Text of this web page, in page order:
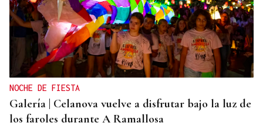
NOCHE DE FIESTA
Galería | Celanova vuelve a disfrutar bajo la luz de
los faroles durante A Ramallosa